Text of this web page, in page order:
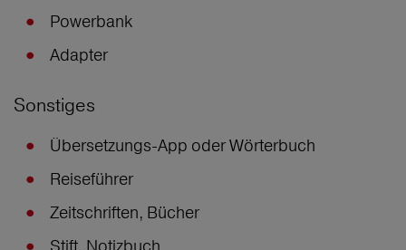
Powerbank
Adapter
Sonstiges
Übersetzungs-App oder Wörterbuch
Reiseführer
Zeitschriften, Bücher